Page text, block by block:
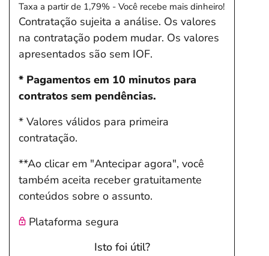
Taxa a partir de 1,79% - Você recebe mais dinheiro!
Contratação sujeita a análise. Os valores
na contratação podem mudar. Os valores
apresentados são sem IOF.
* Pagamentos em 10 minutos para
contratos sem pendências.
* Valores válidos para primeira
contratação.
**Ao clicar em "Antecipar agora", você
também aceita receber gratuitamente
conteúdos sobre o assunto.
Plataforma segura
Isto foi útil?